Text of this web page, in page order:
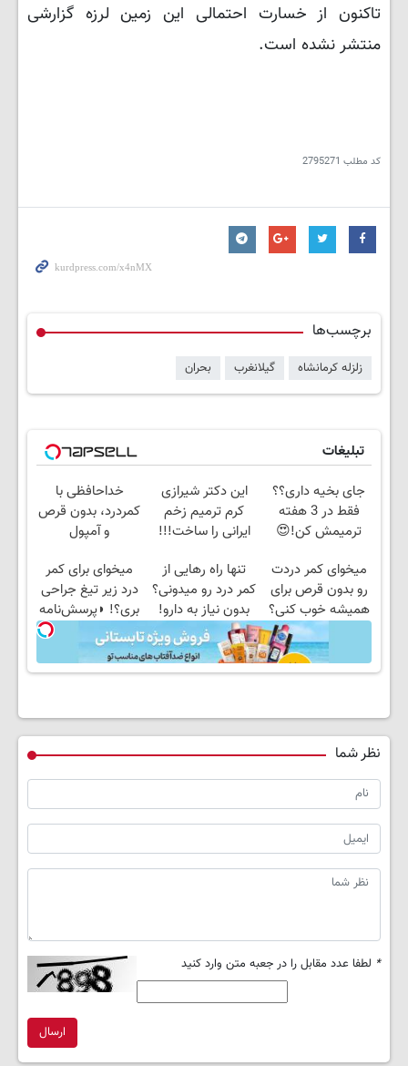
تاکنون از خسارت احتمالی این زمین لرزه گزارشی
منتشر نشده است.
کد مطلب 2795271
برچسب‌ها
زلزله کرمانشاه گیلانغرب بحران
تبلیغات
جای بخیه داری؟؟
فقط در 3 هفته
ترمیمش کن!😍
این دکتر شیرازی
کرم ترمیم زخم
ایرانی را ساخت!!!
خداحافظی با
کمردرد، بدون قرص
و آمپول
میخوای کمر دردت
رو بدون قرص برای
همیشه خوب کنی؟
(◂پرسش‌نامه رو پر
کن)
تنها راه رهایی از
کمر درد رو میدونی؟
بدون نیاز به دارو!
(◂پرسش‌نامه)
میخوای برای کمر
درد زیر تیغ جراحی
بری؟! ◗پرسش‌نامه
رو پر کن◖
نظر شما
* لطفا عدد مقابل را در جعبه متن وارد کنید
ارسال